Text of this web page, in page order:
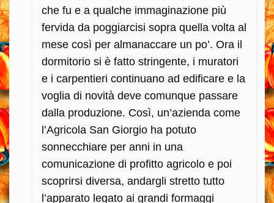
che fu e a qualche immaginazione più
fervida da poggiarcisi sopra quella volta al
mese così per almanaccare un po’. Ora il
dormitorio si è fatto stringente, i muratori
e i carpentieri continuano ad edificare e la
voglia di novità deve comunque passare
dalla produzione. Così, un’azienda come
l’Agricola San Giorgio ha potuto
sonnecchiare per anni in una
comunicazione di profitto agricolo e poi
scoprirsi diversa, andargli stretto tutto
l’apparato legato ai grandi formaggi